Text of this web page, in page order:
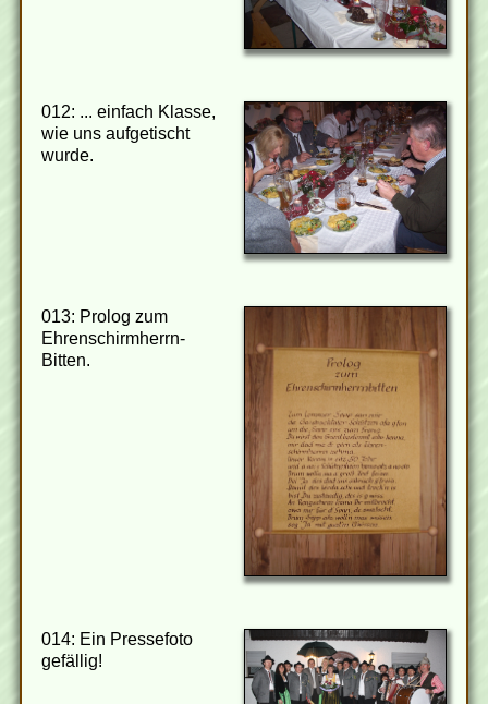
012: ... einfach Klasse,
wie uns aufgetischt
wurde.
013: Prolog zum
Ehrenschirmherrn-
Bitten.
014: Ein Pressefoto
gefällig!